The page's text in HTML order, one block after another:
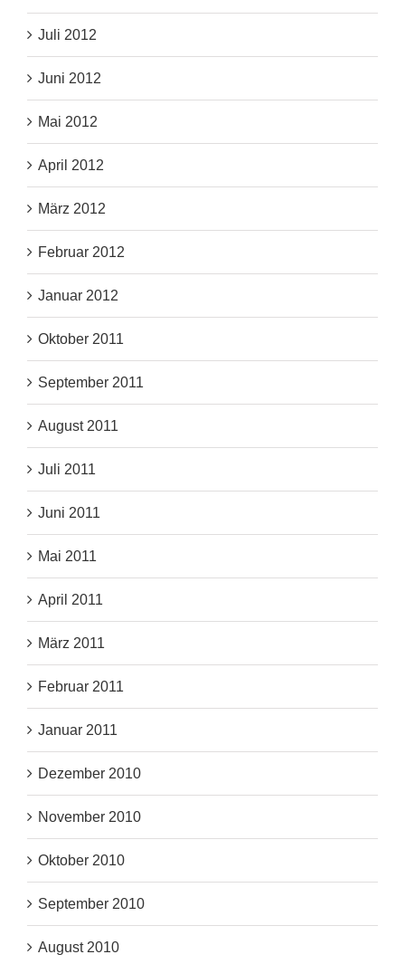
Juli 2012
Juni 2012
Mai 2012
April 2012
März 2012
Februar 2012
Januar 2012
Oktober 2011
September 2011
August 2011
Juli 2011
Juni 2011
Mai 2011
April 2011
März 2011
Februar 2011
Januar 2011
Dezember 2010
November 2010
Oktober 2010
September 2010
August 2010